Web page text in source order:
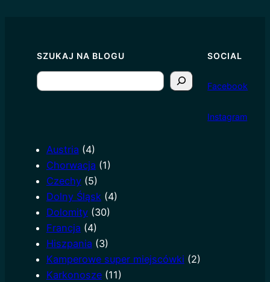
SZUKAJ NA BLOGU
S
e
SOCIAL
Facebook
Instagram
Austria (4)
Chorwacja (1)
Czechy(5)
Dolny Śląsk(4)
Dolomity(30)
Francja (4)
Hiszpania (3)
Kamperowe super miejscówki (2)
Karkonosze(11)